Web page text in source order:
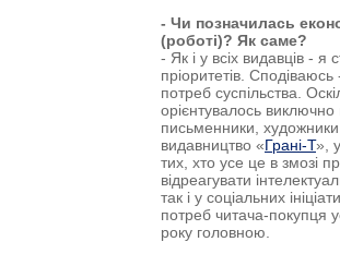
- Чи позначилась
(роботі)? Як саме?
- Як і у всіх видавців -
пріоритетів.
потреб суспільства.
орієнтувалось
письменники,
видавництво «Грані-Т»,
тих, хто усе це в змозі
відреагувати
так і у соціальних
потреб читача-покупця
року головною.